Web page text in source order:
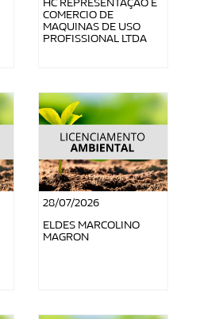
HC REPRESENTAÇÃO E
COMERCIO DE
MAQUINAS DE USO
PROFISSIONAL LTDA
28/07/2026
ELDES MARCOLINO
MAGRON